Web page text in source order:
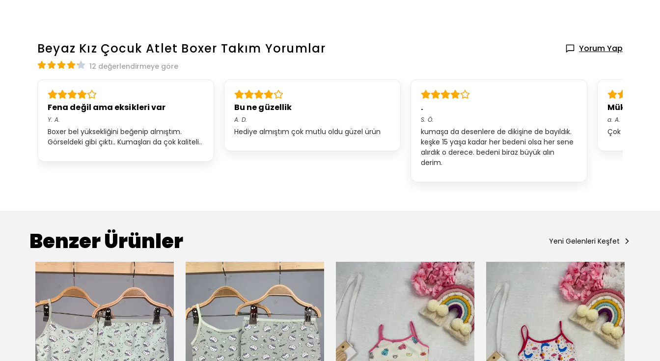
Beyaz Kız Çocuk Atlet Boxer Takım Yorumlar Yorum Yap
12 değerlendirmeye göre
Fena değil ama eksikleri var
Y. A.
Boxer bel yüksekliğini beğenip almıştım.
Görseldeki gibi çıktı.. Kumaşları da çok kaliteli..
Bu ne güzellik
A. D.
Hediye almıştım çok mutlu oldu güzel ürün
.
S. Ö.
kumaşa da desenlere de dikişine de bayıldık.
keşke 15 yaşa kadar her bedeni olsa her sene
alırdık o derece. bedeni biraz büyük alın
derim.
Mükemmel
a. A.
Çok beğendim
Benzer Ürünler Yeni Gelenleri Keşfet